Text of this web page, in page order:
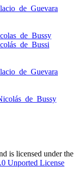
is licensed under the
Unported License